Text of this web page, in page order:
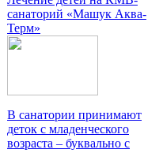
санаторий «Машук Аква-
Терм»
В санатории принимают
деток с младенческого
возраста – буквально с